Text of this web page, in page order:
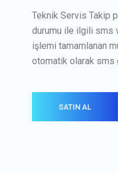
Teknik Servis Takip
durumu ile ilgili sms
işlemi tamamlanan
otomatik olarak sms
SATIN AL